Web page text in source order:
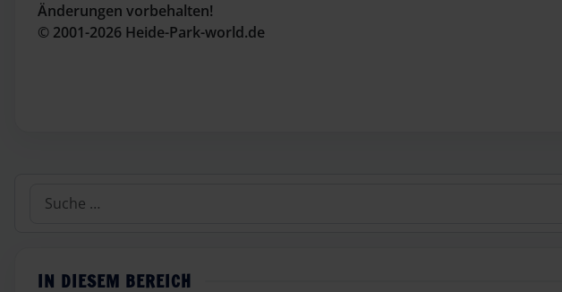
Änderungen vorbehalten!
© 2001-2026 Heide-Park-world.de
Suchen
IN DIESEM BEREICH